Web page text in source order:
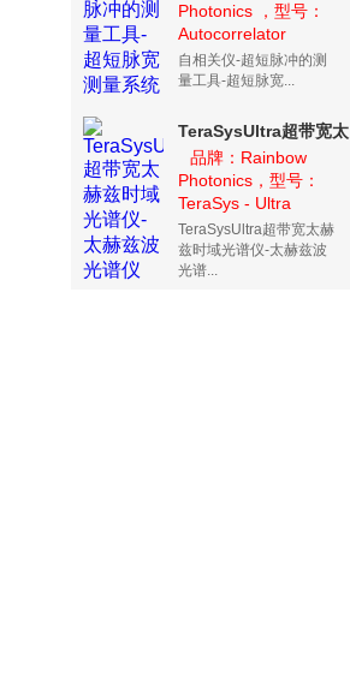
统
Photonics ，型号：
Autocorrelator
自相关仪-超短脉冲的测
量工具-超短脉宽...
TeraSysUltra超带宽太
赫兹时域光谱仪-太赫兹
波光谱仪
品牌：Rainbow
Photonics，型号：
TeraSys - Ultra
TeraSysUltra超带宽太赫
兹时域光谱仪-太赫兹波
光谱...